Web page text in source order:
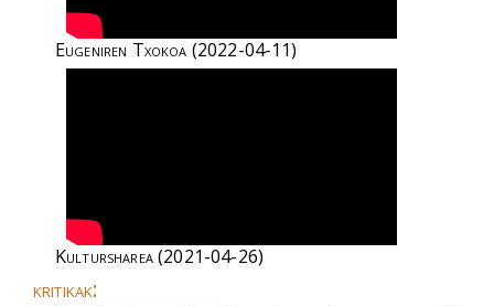
Eugeniren Txokoa (2022-04-11)
Kultursharea(2021-04-26)
kritikak: